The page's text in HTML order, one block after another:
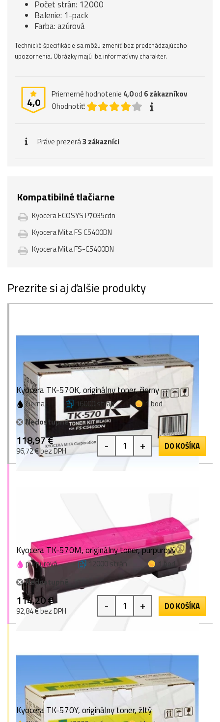
Počet strán: 12000
Balenie: 1-pack
Farba: azúrová
Technické špecifikácie sa môžu zmeniť bez predchádzajúceho
upozornenia. Obrázky majú iba informatívny charakter.
4,0
Priemerné hodnotenie 4,0od 6zákazníkov
Ohodnotiť:
Práve prezerá3 zákazníci
Kompatibilné tlačiarne
Kyocera ECOSYS P7035cdn
Kyocera Mita FS C5400DN
Kyocera Mita FS-C5400DN
Prezrite si aj ďalšie produkty
Kyocera TK-570K, originálny toner, čierny
čierna 16000 strán
1 bod
Nedostupné
118,97 €
96,72 € bez DPH - + DO KOŠÍKA
Kyocera TK-570M, originálny toner, purpurový
purpurová 12000 strán
1 bod
Nedostupné
114,20 €
92,84 € bez DPH - + DO KOŠÍKA
Kyocera TK-570Y, originálny toner, žltý